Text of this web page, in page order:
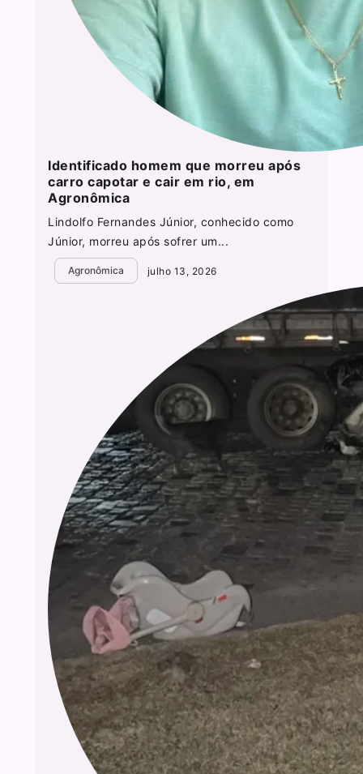
Identificado homem que morreu após
carro capotar e cair em rio, em
Agronômica
Lindolfo Fernandes Júnior, conhecido como
Júnior, morreu após sofrer um...
Agronômica julho 13, 2026